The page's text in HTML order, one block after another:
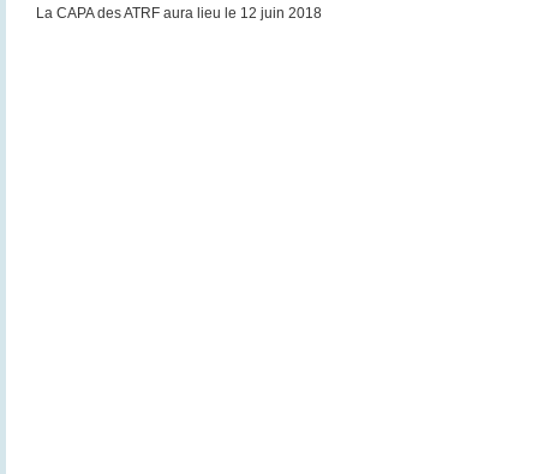
La CAPA des ATRF aura lieu le 12 juin 2018